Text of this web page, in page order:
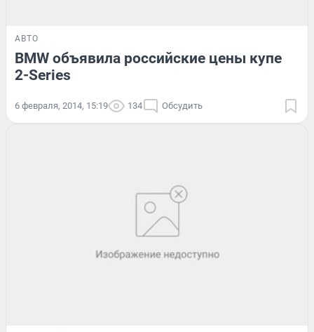
АВТО
BMW объявила российские цены купе
2-Series
6 февраля, 2014, 15:19 134 Обсудить